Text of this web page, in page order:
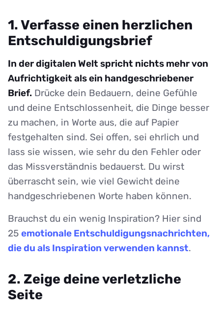
1. Verfasse einen herzlichen
Entschuldigungsbrief
In der digitalen Welt spricht nichts mehr von
Aufrichtigkeit als ein handgeschriebener
Brief. Drücke dein Bedauern, deine Gefühle
und deine Entschlossenheit, die Dinge besser
zu machen, in Worte aus, die auf Papier
festgehalten sind. Sei offen, sei ehrlich und
lass sie wissen, wie sehr du den Fehler oder
das Missverständnis bedauerst. Du wirst
überrascht sein, wie viel Gewicht deine
handgeschriebenen Worte haben können.
Brauchst du ein wenig Inspiration? Hier sind
25 emotionale Entschuldigungsnachrichten,
die du als Inspiration verwenden kannst.
2. Zeige deine verletzliche
Seite